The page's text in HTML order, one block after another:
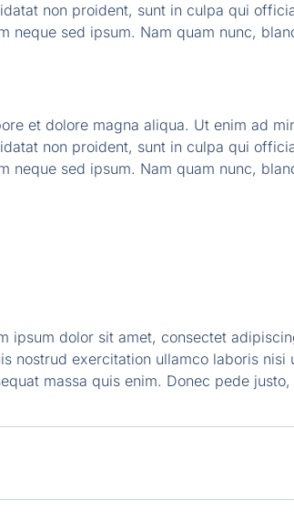
non proident, sunt in culpa qui
neque sed ipsum. Nam quam nunc,
et dolore magna aliqua. Ut enim ad
non proident, sunt in culpa qui
neque sed ipsum. Nam quam nunc,
ipsum dolor sit amet, consectet
nostrud exercitation ullamco laboris nisi
massa quis enim. Donec pede